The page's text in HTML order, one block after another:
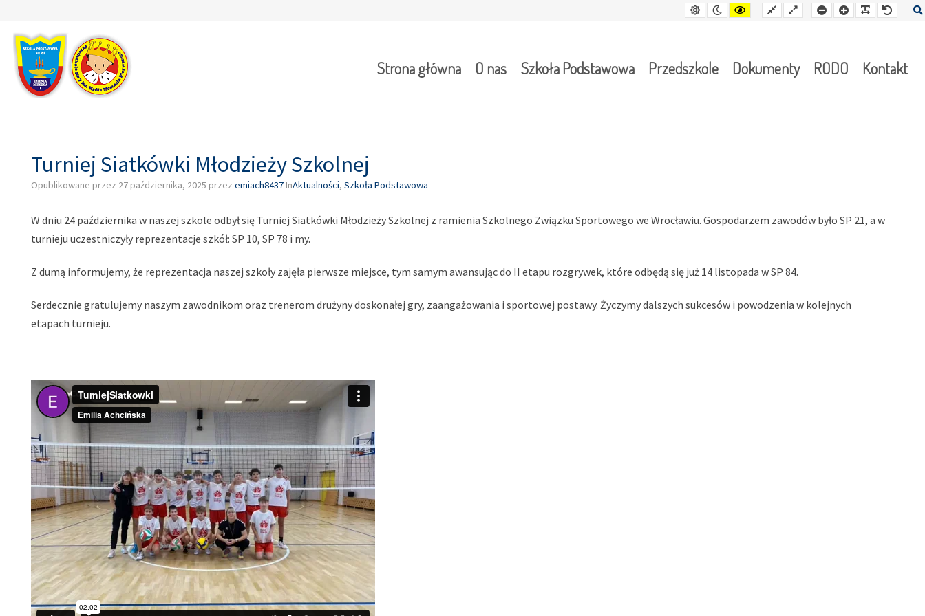
Siatkówki
Młodzieży
Szkolnej
Kontrast
domyślny
Tryb
nocny
Kontrast
żółto-
Stały
układ
Wide
layout
Mniejsza
czcionka
CzcionkaCzcionka
Strona główna O nas Szkoła Podstawowa Przedszkole Dokumenty RODO Kontakt
Turniej Siatkówki Młodzieży Szkolnej
Opublikowane przez 27 października, 2025 przez emiach8437 InAktualności, Szkoła Podstawowa
W dniu 24 października w naszej szkole odbył się Turniej Siatkówki Młodzieży Szkolnej z ramienia Szkolnego Związku Sportowego we Wrocławiu. Gospodarzem zawodów było SP 21, a w
turnieju uczestniczyły reprezentacje szkół: SP 10, SP 78 i my.
Z dumą informujemy, że reprezentacja naszej szkoły zajęła pierwsze miejsce, tym samym awansując do II etapu rozgrywek, które odbędą się już 14 listopada w SP 84.
Serdecznie gratulujemy naszym zawodnikom oraz trenerom drużyny doskonałej gry, zaangażowania i sportowej postawy. Życzymy dalszych sukcesów i powodzenia w kolejnych
etapach turnieju.